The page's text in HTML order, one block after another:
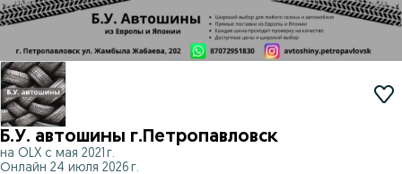
Б.У. автошины г.Петропавловск
на OLX с мая 2021 г.
Онлайн 24 июля 2026 г.